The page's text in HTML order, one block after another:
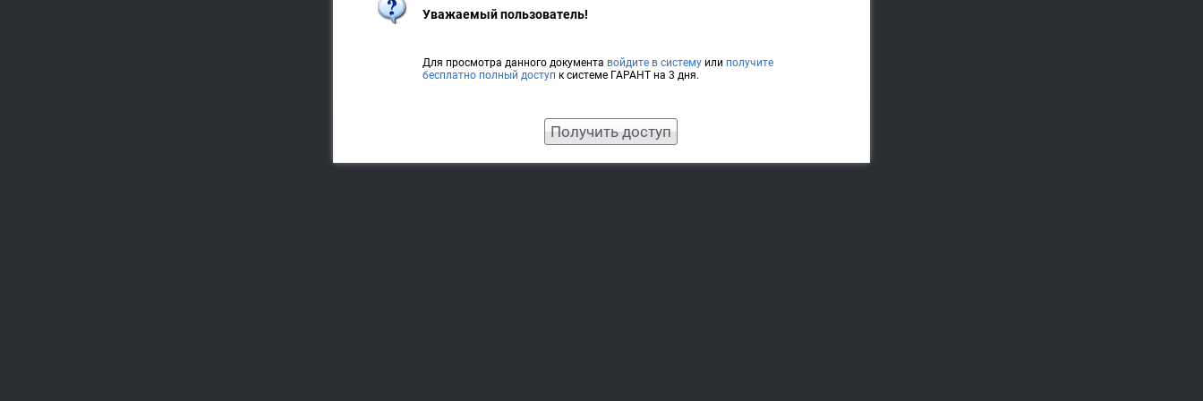
Уважаемый пользователь!
Для просмотра данного документа войдите в систему или получите
бесплатно полный доступ к системе ГАРАНТ на 3 дня.
Получить доступ